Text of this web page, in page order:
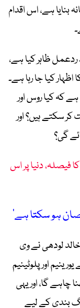
بنایا ہے، اس اقدام
ظاہر کیا ہے،
کیا جا رہا ہے۔
کہ کیا روس اور
سکتے ہیں؟ اور
گی؟
کا فیصلہ، دنیا پر اس
ہو سکتا ہے‘
لودھی نے وی
اور پلوٹینیم
گا، اور یہی
بندی کے لیے